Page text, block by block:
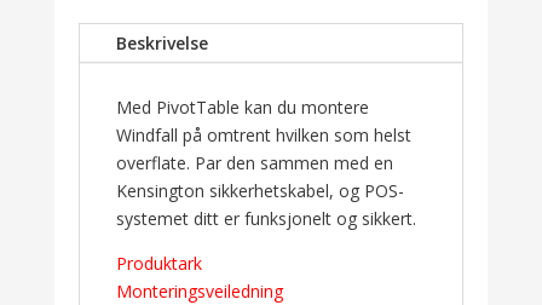
Beskrivelse
Med PivotTable kan du montere
Windfall på omtrent hvilken som helst
overflate. Par den sammen med en
Kensington sikkerhetskabel, og POS-
systemet ditt er funksjonelt og sikkert.
Produktark
Monteringsveiledning